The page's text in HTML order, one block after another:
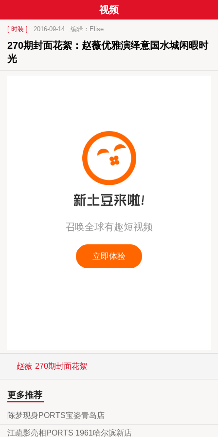
视频
[ 时装 ] 2016-09-14 编辑：Elise
270期封面花絮：赵薇优雅演绎意国水城闲暇时
光
赵薇 270期封面花絮
更多推荐
陈梦现身PORTS宝姿青岛店
江疏影亮相PORTS 1961哈尔滨新店